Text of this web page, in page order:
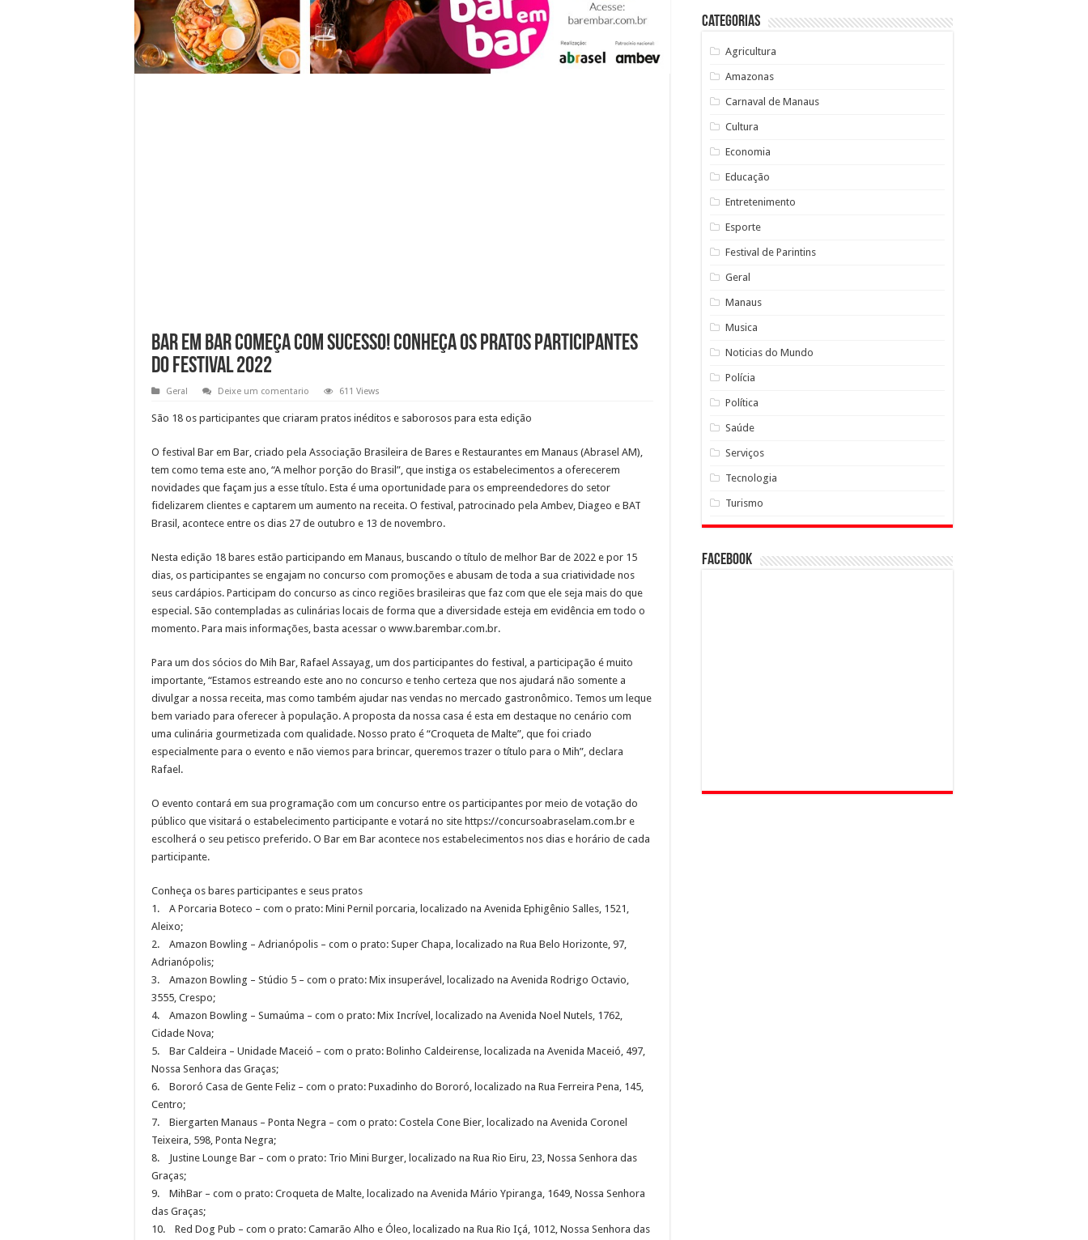
Bar em Bar começa com sucesso! Conheça os pratos participantes
do festival 2022
Geral Deixe um comentario 611 Views
São 18 os participantes que criaram pratos inéditos e saborosos para esta edição
O festival Bar em Bar, criado pela Associação Brasileira de Bares e Restaurantes em Manaus (Abrasel AM),
tem como tema este ano, “A melhor porção do Brasil”, que instiga os estabelecimentos a oferecerem
novidades que façam jus a esse título. Esta é uma oportunidade para os empreendedores do setor
fidelizarem clientes e captarem um aumento na receita. O festival, patrocinado pela Ambev, Diageo e BAT
Brasil, acontece entre os dias 27 de outubro e 13 de novembro.
Nesta edição 18 bares estão participando em Manaus, buscando o título de melhor Bar de 2022 e por 15
dias, os participantes se engajam no concurso com promoções e abusam de toda a sua criatividade nos
seus cardápios. Participam do concurso as cinco regiões brasileiras que faz com que ele seja mais do que
especial. São contempladas as culinárias locais de forma que a diversidade esteja em evidência em todo o
momento. Para mais informações, basta acessar o www.barembar.com.br.
Para um dos sócios do Mih Bar, Rafael Assayag, um dos participantes do festival, a participação é muito
importante, “Estamos estreando este ano no concurso e tenho certeza que nos ajudará não somente a
divulgar a nossa receita, mas como também ajudar nas vendas no mercado gastronômico. Temos um leque
bem variado para oferecer à população. A proposta da nossa casa é esta em destaque no cenário com
uma culinária gourmetizada com qualidade. Nosso prato é “Croqueta de Malte”, que foi criado
especialmente para o evento e não viemos para brincar, queremos trazer o título para o Mih”, declara
Rafael.
O evento contará em sua programação com um concurso entre os participantes por meio de votação do
público que visitará o estabelecimento participante e votará no site https://concursoabraselam.com.br e
escolherá o seu petisco preferido. O Bar em Bar acontece nos estabelecimentos nos dias e horário de cada
participante.
Conheça os bares participantes e seus pratos
1. A Porcaria Boteco – com o prato: Mini Pernil porcaria, localizado na Avenida Ephigênio Salles, 1521,
Aleixo;
2. Amazon Bowling – Adrianópolis – com o prato: Super Chapa, localizado na Rua Belo Horizonte, 97,
Adrianópolis;
3. Amazon Bowling – Stúdio 5 – com o prato: Mix insuperável, localizado na Avenida Rodrigo Octavio,
3555, Crespo;
4. Amazon Bowling – Sumaúma – com o prato: Mix Incrível, localizado na Avenida Noel Nutels, 1762,
Cidade Nova;
5. Bar Caldeira – Unidade Maceió – com o prato: Bolinho Caldeirense, localizada na Avenida Maceió, 497,
Nossa Senhora das Graças;
6. Bororó Casa de Gente Feliz – com o prato: Puxadinho do Bororó, localizado na Rua Ferreira Pena, 145,
Centro;
7. Biergarten Manaus – Ponta Negra – com o prato: Costela Cone Bier, localizado na Avenida Coronel
Teixeira, 598, Ponta Negra;
8. Justine Lounge Bar – com o prato: Trio Mini Burger, localizado na Rua Rio Eiru, 23, Nossa Senhora das
Graças;
9. MihBar – com o prato: Croqueta de Malte, localizado na Avenida Mário Ypiranga, 1649, Nossa Senhora
das Graças;
10. Red Dog Pub – com o prato: Camarão Alho e Óleo, localizado na Rua Rio Içá, 1012, Nossa Senhora das
Categorias
Agricultura
Amazonas
Carnaval de Manaus
Cultura
Economia
Educação
Entretenimento
Esporte
Festival de Parintins
Geral
Manaus
Musica
Noticias do Mundo
Polícia
Política
Saúde
Serviços
Tecnologia
Turismo
Facebook